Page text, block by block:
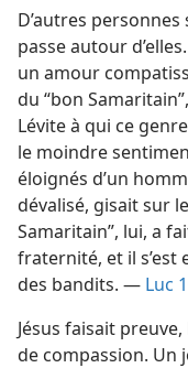
D’autres
passe autour
un amour
du “bon
Lévite à qui ce
le moindre
éloignés d’un
dévalisé, gisait sur
Samaritain”, lui, a
fraternité, et il
des bandits. — Luc
Jésus faisait
de compassion. Un